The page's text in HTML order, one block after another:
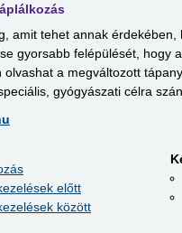
amit tehet annak
gyorsabb felépülését, hogy
a megváltozott
gyógyászati célra
előtt
között